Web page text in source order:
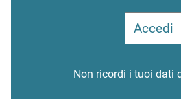
Non ricordi i tuoi dati